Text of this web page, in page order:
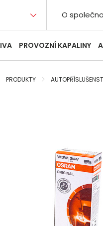
O
PROVOZNÍ KAPALINY
PRODUKTY